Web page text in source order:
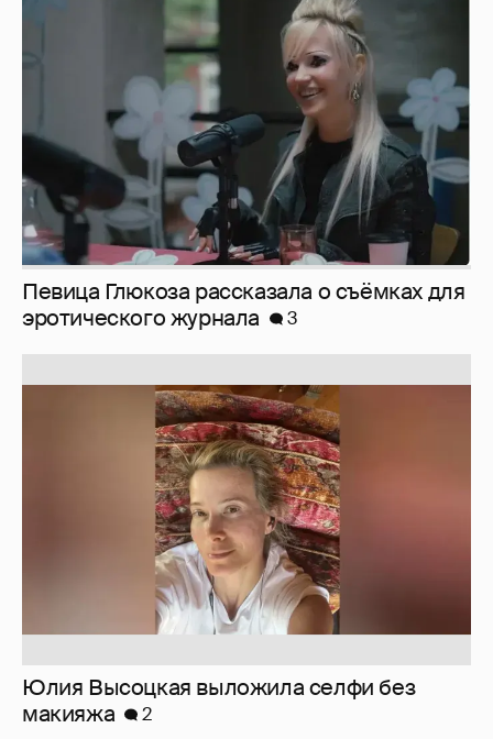
Певица Глюкоза рассказала о съёмках для
эротического журнала
3
Юлия Высоцкая выложила селфи без